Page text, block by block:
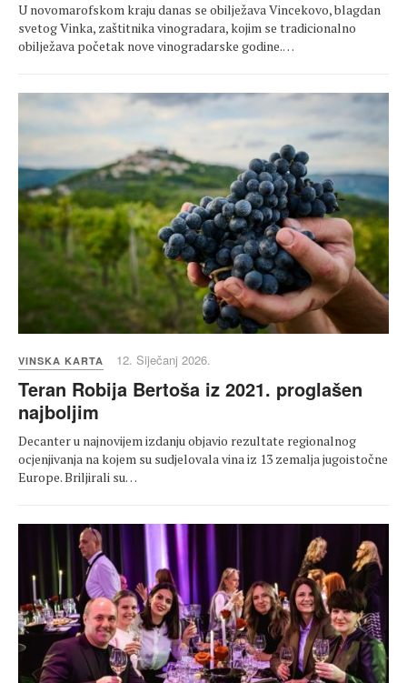
U novomarofskom kraju danas se obilježava Vincekovo, blagdan
svetog Vinka, zaštitnika vinogradara, kojim se tradicionalno
obilježava početak nove vinogradarske godine.…
VINSKA KARTA 12. Siječanj 2026.
Teran Robija Bertoša iz 2021. proglašen
najboljim
Decanter u najnovijem izdanju objavio rezultate regionalnog
ocjenjivanja na kojem su sudjelovala vina iz 13 zemalja jugoistočne
Europe. Briljirali su…